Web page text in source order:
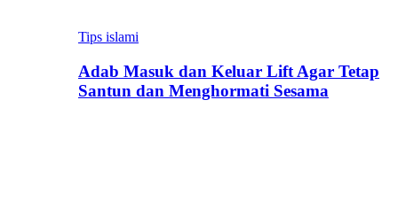
Tips islami
Adab Masuk dan Keluar Lift Agar Tetap
Santun dan Menghormati Sesama